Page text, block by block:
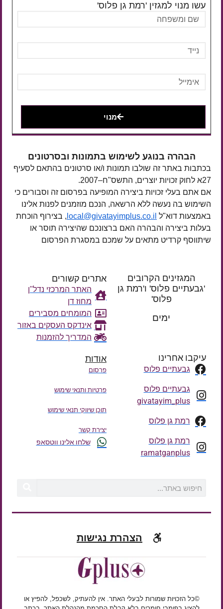
עשו מנוי למגזין 'רמת גן פלוס'
מנוי
הבהרה בנוגע לשימוש בתמונות ובסרטונים
בכתבות באתר זה שולבו תמונות ו/או סרטונים בהתאם לסעיף
27א לחוק זכויות יוצרים, התשס"ח–2007.
אם אתם בעלי זכויות ביצירה המופיעה בפרסום זה וסבורים כי
השימוש בה נעשה ללא הרשאה, הנכם מוזמנים לפנות אלינו
באמצעות דוא"ל local@givatayimplus.co.il , בצירוף הוכחת
בעלות ביצירה והבהרה האם ברצונכם שהיצירה תוסר או
שיתווסף קרדיט מתאים על שמכם במסגרת הפרסום
המגזינים הקרובים
'גבעתיים פלוס' ו'רמת גן
פלוס'
ימים
אתרים קשורים
האתר המרכזי נדל"ן
מחוז דן
המומחים מסבירים
אינדקס העסקים באזור
המדריך להזמנות
עיקבו אחרינו
גבעתיים פלוס
גבעתיים פלוס
givatayim_plus
רמת גן פלוס
רמת גן פלוס
ramatganplus
אודות
פרסום
פרטיות ותנאי שימוש
תוכן שיווקי תנאי שימוש
יצירת קשר
שלחו אלינו ווטסאפ
הצהרת נגישות
©כל הזכויות שמורות לבעלי האתר. אין להעתיק, לשכפל, להפיץ או